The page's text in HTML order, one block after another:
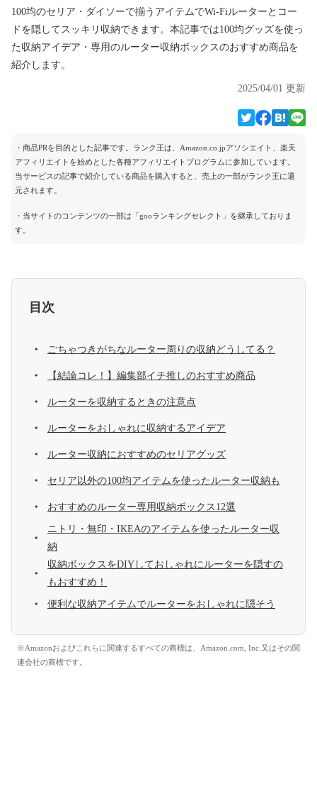
100均のセリア・ダイソーで揃うアイテムでWi-Fiルーターとコー
ドを隠してスッキリ収納できます。本記事では100均グッズを使っ
た収納アイデア・専用のルーター収納ボックスのおすすめ商品を
紹介します。
2025/04/01 更新
・商品PRを目的とした記事です。ランク王は、Amazon.co.jpアソシエイト、楽天
アフィリエイトを始めとした各種アフィリエイトプログラムに参加しています。
当サービスの記事で紹介している商品を購入すると、売上の一部がランク王に還
元されます。
・当サイトのコンテンツの一部は「gooランキングセレクト」を継承しておりま
す。
目次
ごちゃつきがちなルーター周りの収納どうしてる？
【結論コレ！】編集部イチ推しのおすすめ商品
ルーターを収納するときの注意点
ルーターをおしゃれに収納するアイデア
ルーター収納におすすめのセリアグッズ
セリア以外の100均アイテムを使ったルーター収納も
おすすめのルーター専用収納ボックス12選
ニトリ・無印・IKEAのアイテムを使ったルーター収
納
収納ボックスをDIYしておしゃれにルーターを隠すの
もおすすめ！
便利な収納アイテムでルーターをおしゃれに隠そう
※Amazonおよびこれらに関連するすべての商標は、Amazon.com, Inc.又はその関
連会社の商標です。